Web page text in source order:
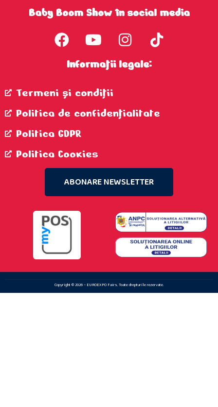
Baby Boom Show în social media
Informații legale:
Termeni şi condiţii
Politica de confidenţialitate
Politica GDPR
Politica Cookies
ABONARE NEWSLETTER
Copyright © 2026 – EUROEXPO Fairs. Toate drepturile rezervate.